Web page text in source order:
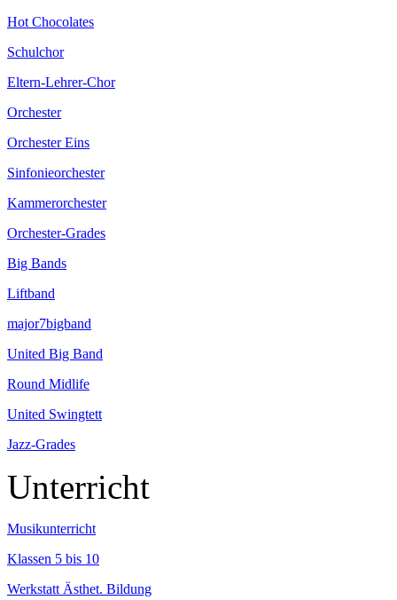
Hot Chocolates
Schulchor
Eltern-Lehrer-Chor
Orchester
Orchester Eins
Sinfonieorchester
Kammerorchester
Orchester-Grades
Big Bands
Liftband
major7bigband
United Big Band
Round Midlife
United Swingtett
Jazz-Grades
Unterricht
Musikunterricht
Klassen 5 bis 10
Werkstatt Ästhet. Bildung